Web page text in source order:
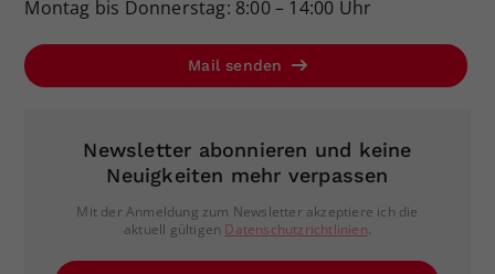
Montag bis Donnerstag: 8:00 – 14:00 Uhr
Mail senden
Newsletter abonnieren und keine
Neuigkeiten mehr verpassen
Mit der Anmeldung zum Newsletter akzeptiere ich die
aktuell gültigen Datenschutzrichtlinien.